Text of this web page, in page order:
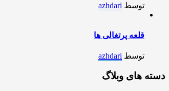
توسط azhdari
قلعه پرتغالی ها
توسط azhdari
دسته های وبلاگ